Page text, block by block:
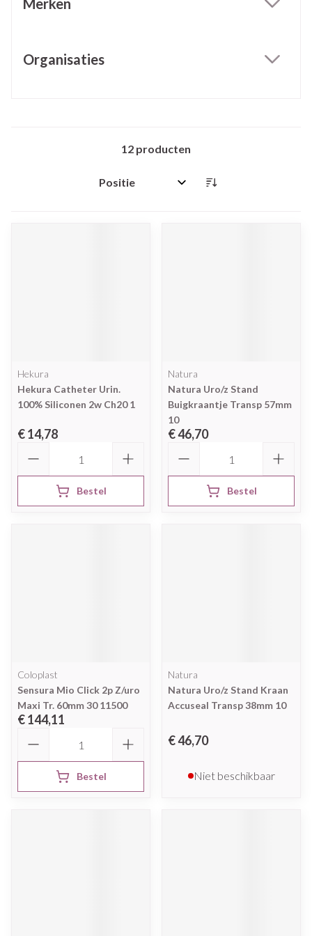
Merken
Organisaties
12 producten
Sorteer op:
Hekura
Hekura Catheter Urin.
100% Siliconen 2w Ch20 1
€ 14,78
Bestel
Natura
Natura Uro/z Stand
Buigkraantje Transp 57mm
10
€ 46,70
Bestel
Coloplast
Sensura Mio Click 2p Z/uro
Maxi Tr. 60mm 30 11500
€ 144,11
Bestel
Natura
Natura Uro/z Stand Kraan
Accuseal Transp 38mm 10
€ 46,70
Niet beschikbaar